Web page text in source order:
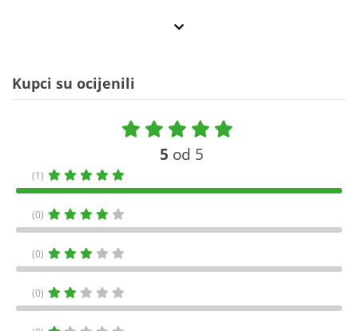
Kupci su ocijenili
5 od 5
(1)
(0)
(0)
(0)